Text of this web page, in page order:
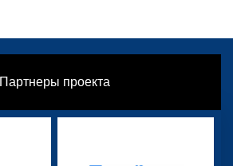
Партнеры проекта